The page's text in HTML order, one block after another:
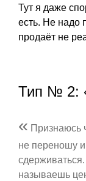
Тут я даже
есть. Не надо
продаёт не
Тип № 2:
« Признаюсь
не переношу
называешь